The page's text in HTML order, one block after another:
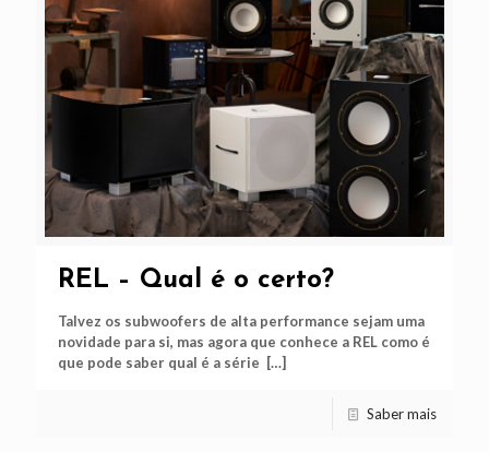
REL – Qual é o certo?
Talvez os subwoofers de alta performance sejam uma
novidade para si, mas agora que conhece a REL como é
que pode saber qual é a série […]
Saber mais